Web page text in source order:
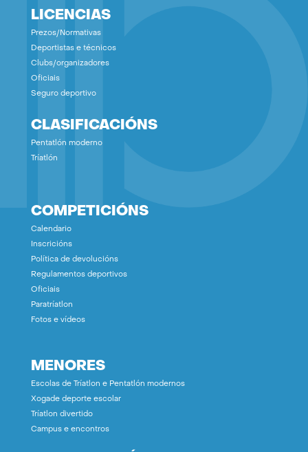
LICENCIAS
Prezos/Normativas
Deportistas e técnicos
Clubs/organizadores
Oficiais
Seguro deportivo
CLASIFICACIÓNS
Pentatlón moderno
Tríatlón
COMPETICIÓNS
Calendario
Inscricións
Política de devolucións
Regulamentos deportivos
Oficiais
Paratríatlon
Fotos e vídeos
MENORES
Escolas de Tríatlon e Pentatlón modernos
Xogade deporte escolar
Tríatlon divertido
Campus e encontros